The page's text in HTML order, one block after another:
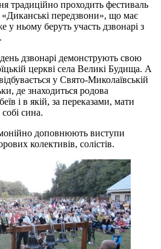
традиційно проходить фестиваль
«Диканські передзвони», що має
у ньому беруть участь дзвонарі з
дзвонарі демонструють свою
церкві села Великі Будища. А
у Свято-Миколаївській
де знаходиться родова
і в якій, за переказами, мати
сина.
доповнюють виступи
колективів, солістів.